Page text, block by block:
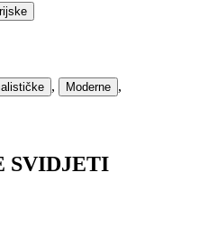
, Moderne ,
SVIDJETI